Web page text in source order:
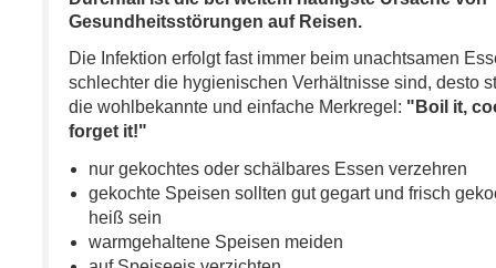
Gesundheitsstörungen auf Reisen.
Die Infektion erfolgt fast immer beim unachtsamen
schlechter die hygienischen Verhältnisse sind, desto
die wohlbekannte und einfache Merkregel: "Boil it,
forget it!"
nur gekochtes oder schälbares Essen verzehren
gekochte Speisen sollten gut gegart und frisch
heiß sein
warmgehaltene Speisen meiden